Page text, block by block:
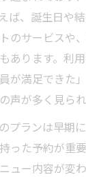
ば、誕生日や
のサービスや
あります。利
が満足できた
声が多く見られ
プランは早期
った予約が重
ュー内容が変